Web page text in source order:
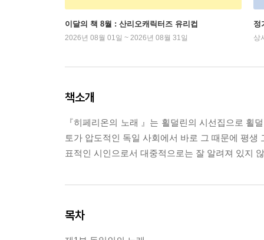
이달의 책 8월 : 산리오캐릭터즈 유리컵
2026년 08월 01일 ~ 2026년 08월 31일
정
상
책소개
『히페리온의 노래 』는 횔덜린의 시선집으로 횔
토가 압도적인 독일 사회에서 바로 그 때문에 평
표적인 시인으로서 대중적으로는 잘 알려져 있지
목차